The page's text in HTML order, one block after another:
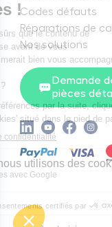
Codes défauts
Réparations de
Nos solutions
Demande
pièces